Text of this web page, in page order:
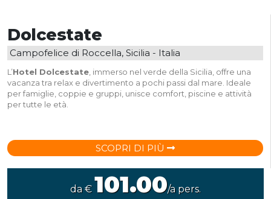
Dolcestate
Campofelice di Roccella, Sicilia - Italia
L’Hotel Dolcestate , immerso nel verde della Sicilia, offre una
vacanza tra relax e divertimento a pochi passi dal mare. Ideale
per famiglie, coppie e gruppi, unisce comfort, piscine e attività
per tutte le età.
SCOPRI DI PIÙ
da €101.00/a pers.